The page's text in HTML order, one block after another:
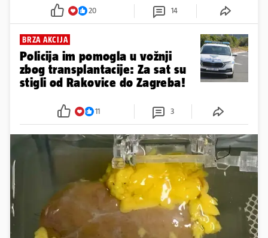
20 14
BRZA AKCIJA
Policija im pomogla u vožnji
zbog transplantacije: Za sat su
stigli od Rakovice do Zagreba!
11 3